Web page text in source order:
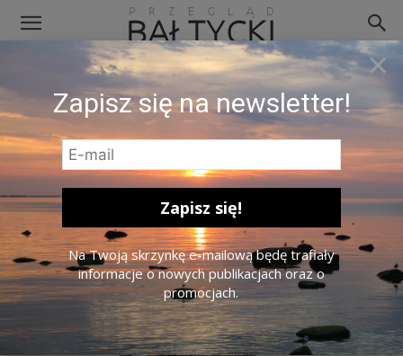
×
Zapisz się na newsletter!
Na Twoją skrzynkę e-mailową będę trafiały
informacje o nowych publikacjach oraz o
promocjach.